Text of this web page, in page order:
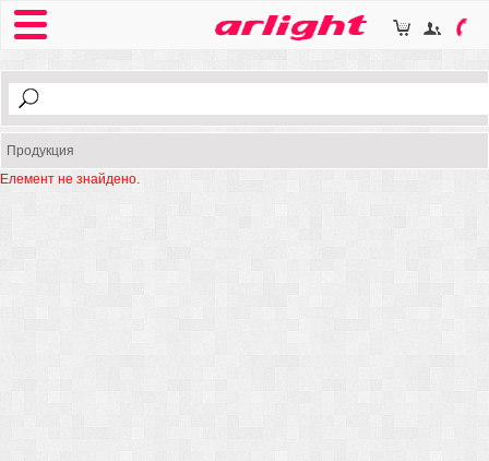
Продукция
Елемент не знайдено.